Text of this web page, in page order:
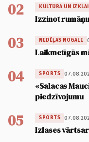
02 KULTŪRA UN
Izzinot
03 NEDĒĻAS NOGALE
Laikmetīgās
04 SPORTS
«Salacas
piedzīvojumu
05 SPORTS
Izlases